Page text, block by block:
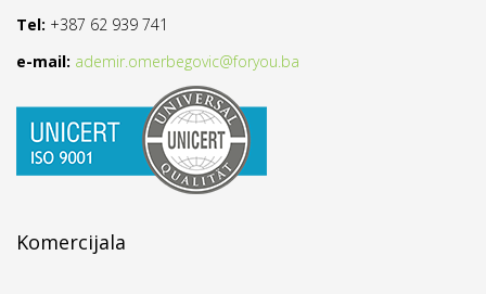
Tel: +387 62 939 741
e-mail: ademir.omerbegovic@foryou.ba
Komercijala